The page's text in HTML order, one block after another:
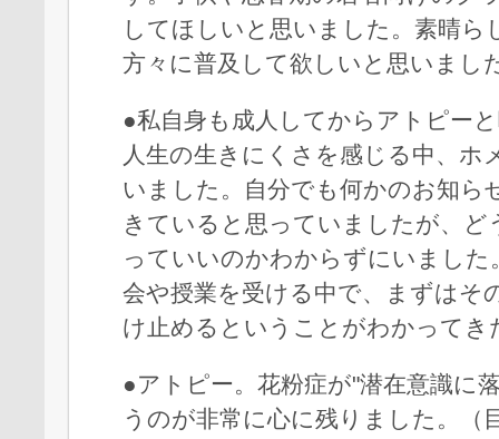
してほしいと思いました。素晴ら
方々に普及して欲しいと思いまし
●私自身も成人してからアトピー
人生の生きにくさを感じる中、ホ
いました。自分でも何かのお知ら
きていると思っていましたが、ど
っていいのかわからずにいました
会や授業を受ける中で、まずはそ
け止めるということがわかってき
●アトピー。花粉症が"潜在意識に
うのが非常に心に残りました。（